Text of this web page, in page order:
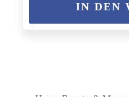
IN DEN